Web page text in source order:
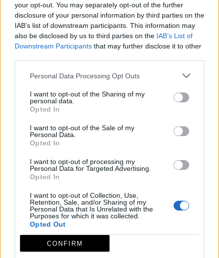
your opt-out. You may separately opt-out of the further
disclosure of your personal information by third parties on the
IAB’s list of downstream participants. This information may
also be disclosed by us to third parties on the IAB’s List of
Downstream Participants that may further disclose it to other
Personal Data Processing Opt Outs
I want to opt-out of the Sharing of my
personal data.
Opted In
I want to opt-out of the Sale of my
Personal Data.
Opted In
I want to opt-out of processing my
Personal Data for Targeted Advertising.
Opted In
I want to opt-out of Collection, Use,
Retention, Sale, and/or Sharing of my
Personal Data that Is Unrelated with the
Purposes for which it was collected.
Opted Out
CONFIRM
Pero la obra más importante de reforma llegó entre
los años 1990 y 1991. Fue entonces cuando se realizó la
remodelación total de las instalaciones, dotando al
ruedo de albero, construyéndose chiqueros nuevos,
cambiando todas las tablas del callejón y se
numeraron todos los tendidos con piedra de mármol.
cinco mil seiscientas localidades.
Mapa